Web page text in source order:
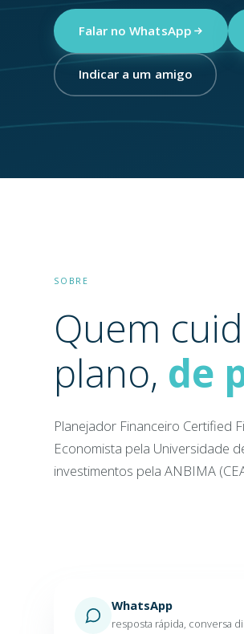
Falar no WhatsApp
Indicar a um amigo
SOBRE
Quem
plano, de
Planejador Financeiro Certified
Economista pela Universidade
investimentos pela ANBIMA
WhatsApp
resposta rápida, conversa